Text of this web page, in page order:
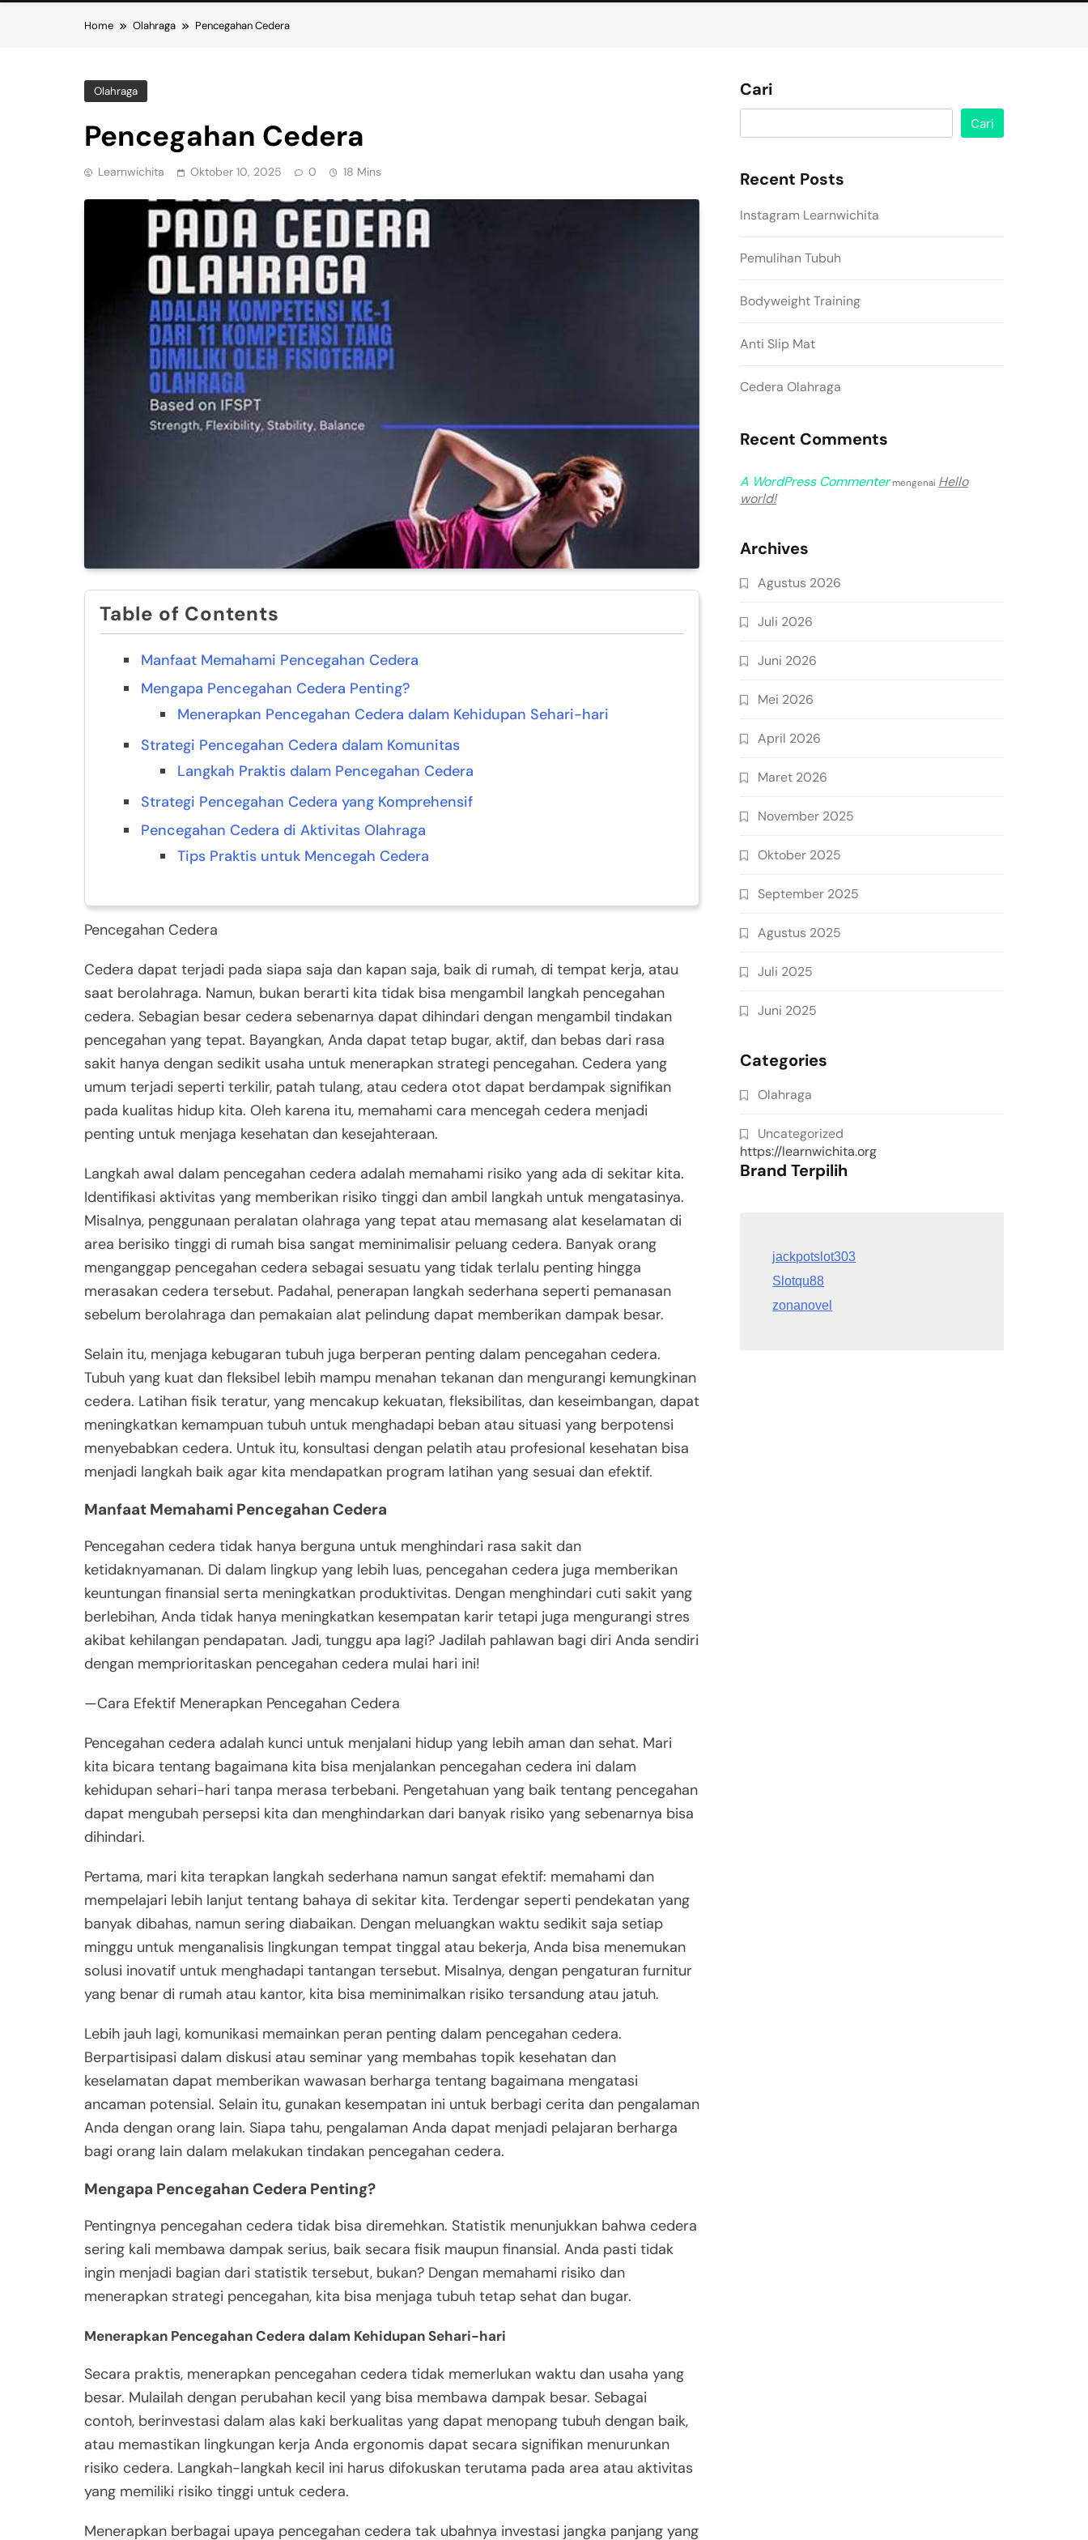
Home Olahraga Pencegahan Cedera
Olahraga
Pencegahan Cedera
Learnwichita Oktober 10, 2025 0 18 Mins
Table of Contents
Manfaat Memahami Pencegahan Cedera
Mengapa Pencegahan Cedera Penting?
Menerapkan Pencegahan Cedera dalam Kehidupan Sehari-hari
Strategi Pencegahan Cedera dalam Komunitas
Langkah Praktis dalam Pencegahan Cedera
Strategi Pencegahan Cedera yang Komprehensif
Pencegahan Cedera di Aktivitas Olahraga
Tips Praktis untuk Mencegah Cedera
Pencegahan Cedera
Cedera dapat terjadi pada siapa saja dan kapan saja, baik di rumah, di tempat kerja, atau
saat berolahraga. Namun, bukan berarti kita tidak bisa mengambil langkah pencegahan
cedera. Sebagian besar cedera sebenarnya dapat dihindari dengan mengambil tindakan
pencegahan yang tepat. Bayangkan, Anda dapat tetap bugar, aktif, dan bebas dari rasa
sakit hanya dengan sedikit usaha untuk menerapkan strategi pencegahan. Cedera yang
umum terjadi seperti terkilir, patah tulang, atau cedera otot dapat berdampak signifikan
pada kualitas hidup kita. Oleh karena itu, memahami cara mencegah cedera menjadi
penting untuk menjaga kesehatan dan kesejahteraan.
Langkah awal dalam pencegahan cedera adalah memahami risiko yang ada di sekitar kita.
Identifikasi aktivitas yang memberikan risiko tinggi dan ambil langkah untuk mengatasinya.
Misalnya, penggunaan peralatan olahraga yang tepat atau memasang alat keselamatan di
area berisiko tinggi di rumah bisa sangat meminimalisir peluang cedera. Banyak orang
menganggap pencegahan cedera sebagai sesuatu yang tidak terlalu penting hingga
merasakan cedera tersebut. Padahal, penerapan langkah sederhana seperti pemanasan
sebelum berolahraga dan pemakaian alat pelindung dapat memberikan dampak besar.
Selain itu, menjaga kebugaran tubuh juga berperan penting dalam pencegahan cedera.
Tubuh yang kuat dan fleksibel lebih mampu menahan tekanan dan mengurangi kemungkinan
cedera. Latihan fisik teratur, yang mencakup kekuatan, fleksibilitas, dan keseimbangan, dapat
meningkatkan kemampuan tubuh untuk menghadapi beban atau situasi yang berpotensi
menyebabkan cedera. Untuk itu, konsultasi dengan pelatih atau profesional kesehatan bisa
menjadi langkah baik agar kita mendapatkan program latihan yang sesuai dan efektif.
Manfaat Memahami Pencegahan Cedera
Pencegahan cedera tidak hanya berguna untuk menghindari rasa sakit dan
ketidaknyamanan. Di dalam lingkup yang lebih luas, pencegahan cedera juga memberikan
keuntungan finansial serta meningkatkan produktivitas. Dengan menghindari cuti sakit yang
berlebihan, Anda tidak hanya meningkatkan kesempatan karir tetapi juga mengurangi stres
akibat kehilangan pendapatan. Jadi, tunggu apa lagi? Jadilah pahlawan bagi diri Anda sendiri
dengan memprioritaskan pencegahan cedera mulai hari ini!
—Cara Efektif Menerapkan Pencegahan Cedera
Pencegahan cedera adalah kunci untuk menjalani hidup yang lebih aman dan sehat. Mari
kita bicara tentang bagaimana kita bisa menjalankan pencegahan cedera ini dalam
kehidupan sehari-hari tanpa merasa terbebani. Pengetahuan yang baik tentang pencegahan
dapat mengubah persepsi kita dan menghindarkan dari banyak risiko yang sebenarnya bisa
dihindari.
Pertama, mari kita terapkan langkah sederhana namun sangat efektif: memahami dan
mempelajari lebih lanjut tentang bahaya di sekitar kita. Terdengar seperti pendekatan yang
banyak dibahas, namun sering diabaikan. Dengan meluangkan waktu sedikit saja setiap
minggu untuk menganalisis lingkungan tempat tinggal atau bekerja, Anda bisa menemukan
solusi inovatif untuk menghadapi tantangan tersebut. Misalnya, dengan pengaturan furnitur
yang benar di rumah atau kantor, kita bisa meminimalkan risiko tersandung atau jatuh.
Lebih jauh lagi, komunikasi memainkan peran penting dalam pencegahan cedera.
Berpartisipasi dalam diskusi atau seminar yang membahas topik kesehatan dan
keselamatan dapat memberikan wawasan berharga tentang bagaimana mengatasi
ancaman potensial. Selain itu, gunakan kesempatan ini untuk berbagi cerita dan pengalaman
Anda dengan orang lain. Siapa tahu, pengalaman Anda dapat menjadi pelajaran berharga
bagi orang lain dalam melakukan tindakan pencegahan cedera.
Mengapa Pencegahan Cedera Penting?
Pentingnya pencegahan cedera tidak bisa diremehkan. Statistik menunjukkan bahwa cedera
sering kali membawa dampak serius, baik secara fisik maupun finansial. Anda pasti tidak
ingin menjadi bagian dari statistik tersebut, bukan? Dengan memahami risiko dan
menerapkan strategi pencegahan, kita bisa menjaga tubuh tetap sehat dan bugar.
Menerapkan Pencegahan Cedera dalam Kehidupan Sehari-hari
Secara praktis, menerapkan pencegahan cedera tidak memerlukan waktu dan usaha yang
besar. Mulailah dengan perubahan kecil yang bisa membawa dampak besar. Sebagai
contoh, berinvestasi dalam alas kaki berkualitas yang dapat menopang tubuh dengan baik,
atau memastikan lingkungan kerja Anda ergonomis dapat secara signifikan menurunkan
risiko cedera. Langkah-langkah kecil ini harus difokuskan terutama pada area atau aktivitas
yang memiliki risiko tinggi untuk cedera.
Menerapkan berbagai upaya pencegahan cedera tak ubahnya investasi jangka panjang yang
Cari
Cari
Recent Posts
Instagram Learnwichita
Pemulihan Tubuh
Bodyweight Training
Anti Slip Mat
Cedera Olahraga
Recent Comments
A WordPress Commentermengenai Hello
world!
Archives
Agustus 2026
Juli 2026
Juni 2026
Mei 2026
April 2026
Maret 2026
November 2025
Oktober 2025
September 2025
Agustus 2025
Juli 2025
Juni 2025
Categories
Olahraga
Uncategorized
https://learnwichita.org
Brand Terpilih
Slotqu88
zonanovel